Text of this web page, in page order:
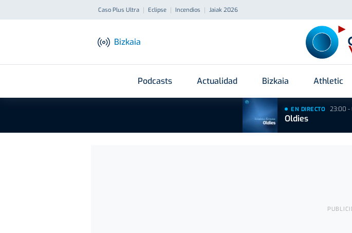
Caso Plus Ultra Eclipse Incendios Jaiak 2026
Bizkaia
Podcasts Actualidad Bizkaia Athletic
EN DIRECTO 23:00 -
Oldies